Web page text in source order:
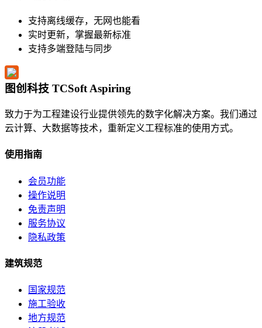
支持离线缓存，无网也能看
实时更新，掌握最新标准
支持多端登陆与同步
图创科技 TCSoft Aspiring
致力于为工程建设行业提供领先的数字化解决方案。我们通过
云计算、大数据等技术，重新定义工程标准的使用方式。
使用指南
会员功能
操作说明
免责声明
服务协议
隐私政策
建筑规范
国家规范
施工验收
地方规范